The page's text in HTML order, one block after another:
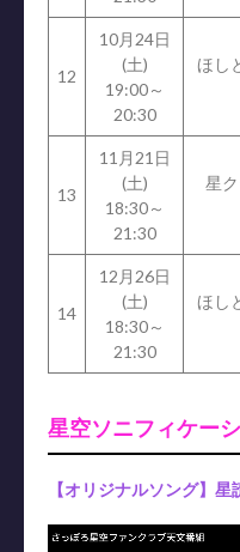
12
10月24日
(土)
19:00～
20:30
ほし
13
11月21日
(土)
18:30～
21:30
星
14
12月26日
(土)
18:30～
21:30
ほし
星空ソニフィケー
【オリジナルソング】